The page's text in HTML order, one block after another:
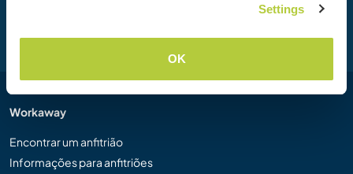
Settings
OK
Workaway
Encontrar um anfitrião
Informações para anfitriões